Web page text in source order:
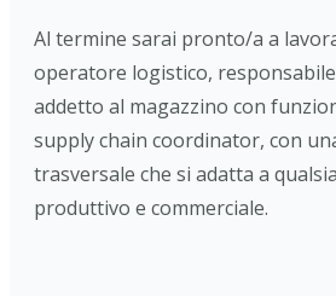
Al termine sarai pronto/a a
operatore logistico,
addetto al magazzino con
supply chain coordinator, con
trasversale che si adatta a
produttivo e commerciale.